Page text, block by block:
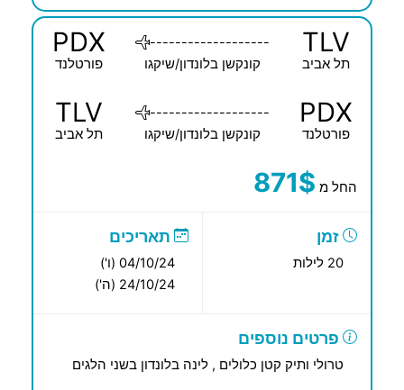
TLV
תל אביב
-------------------
קונקשן בלונדון/שיקגו
PDX
פורטלנד
PDX
פורטלנד
-------------------
קונקשן בלונדון/שיקגו
TLV
תל אביב
החל מ 871$
זמן
20 לילות
תאריכים
04/10/24 (ו')
24/10/24 (ה')
פרטים נוספים
טרולי ותיק קטן כלולים , לינה בלונדון בשני הלגים